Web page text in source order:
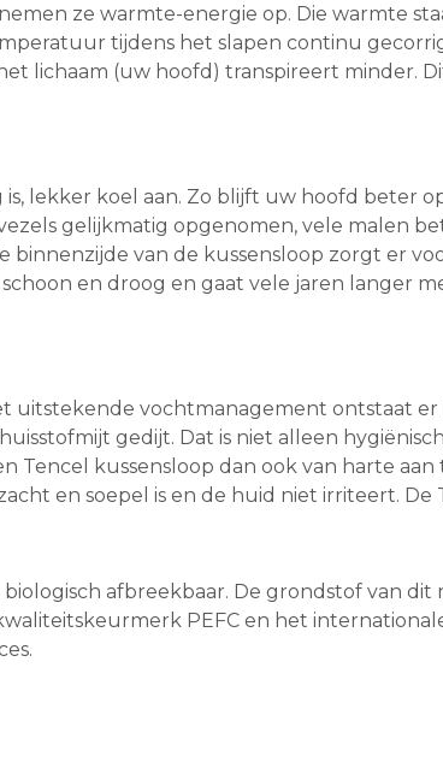
ze warmte-energie op. Die warmte
tijdens het slapen continu
lichaam (uw hoofd) transpireert minder.
lekker koel aan. Zo blijft uw hoofd beter
gelijkmatig opgenomen, vele malen
binnenzijde van de kussensloop zorgt er
en droog en gaat vele jaren langer
uitstekende vochtmanagement ontstaat
gedijt. Dat is niet alleen
Tencel kussensloop dan ook van harte
en soepel is en de huid niet irriteert. De
afbreekbaar. De grondstof van
PEFC en het